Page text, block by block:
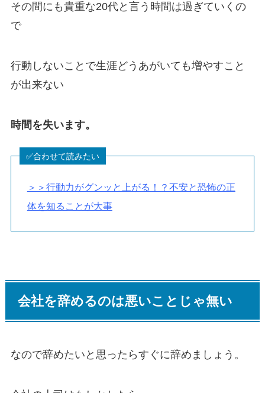
その間にも貴重な20代と言う時間は過ぎていくの
で
行動しないことで生涯どうあがいても増やすこと
が出来ない
時間を失います。
＞＞行動力がグンッと上がる！？不安と恐怖の正
体を知ることが大事
会社を辞めるのは悪いことじゃ無い
なので辞めたいと思ったらすぐに辞めましょう。